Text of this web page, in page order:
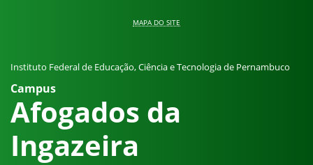
MAPA DO SITE
Instituto Federal de Educação, Ciência e Tecnologia de Pernambuco
Campus
Afogados da
Ingazeira